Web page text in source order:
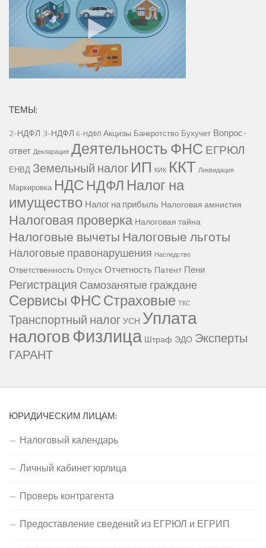
ТЕМЫ:
2-НДФЛ 3-НДФЛ 6-НДФЛ Акцизы Банкротство Бухучет Вопрос-
ответ Декларация Деятельность ФНС ЕГРЮЛ
ЕНВД Земельный налог ИП КИК ККТ Ликвидация
Маркировка НДС НДФЛ Налог на
имущество Налог на прибыль Налоговая амнистия
Налоговая проверка Налоговая тайна
Налоговые вычетыНалоговые льготы
Налоговые правонарушения Наследство
Ответственность Отпуск Отчетность Патент Пени
Регистрация Самозанятые граждане
Сервисы ФНССтраховые ТКС
Транспортный налогУСН Уплата
налоговФизлица Штраф ЭДО Эксперты
ГАРАНТ
ЮРИДИЧЕСКИМ ЛИЦАМ:
Налоговый календарь
Личный кабинет юрлица
Проверь контрагента
Предоставление сведений из ЕГРЮЛ и ЕГРИП